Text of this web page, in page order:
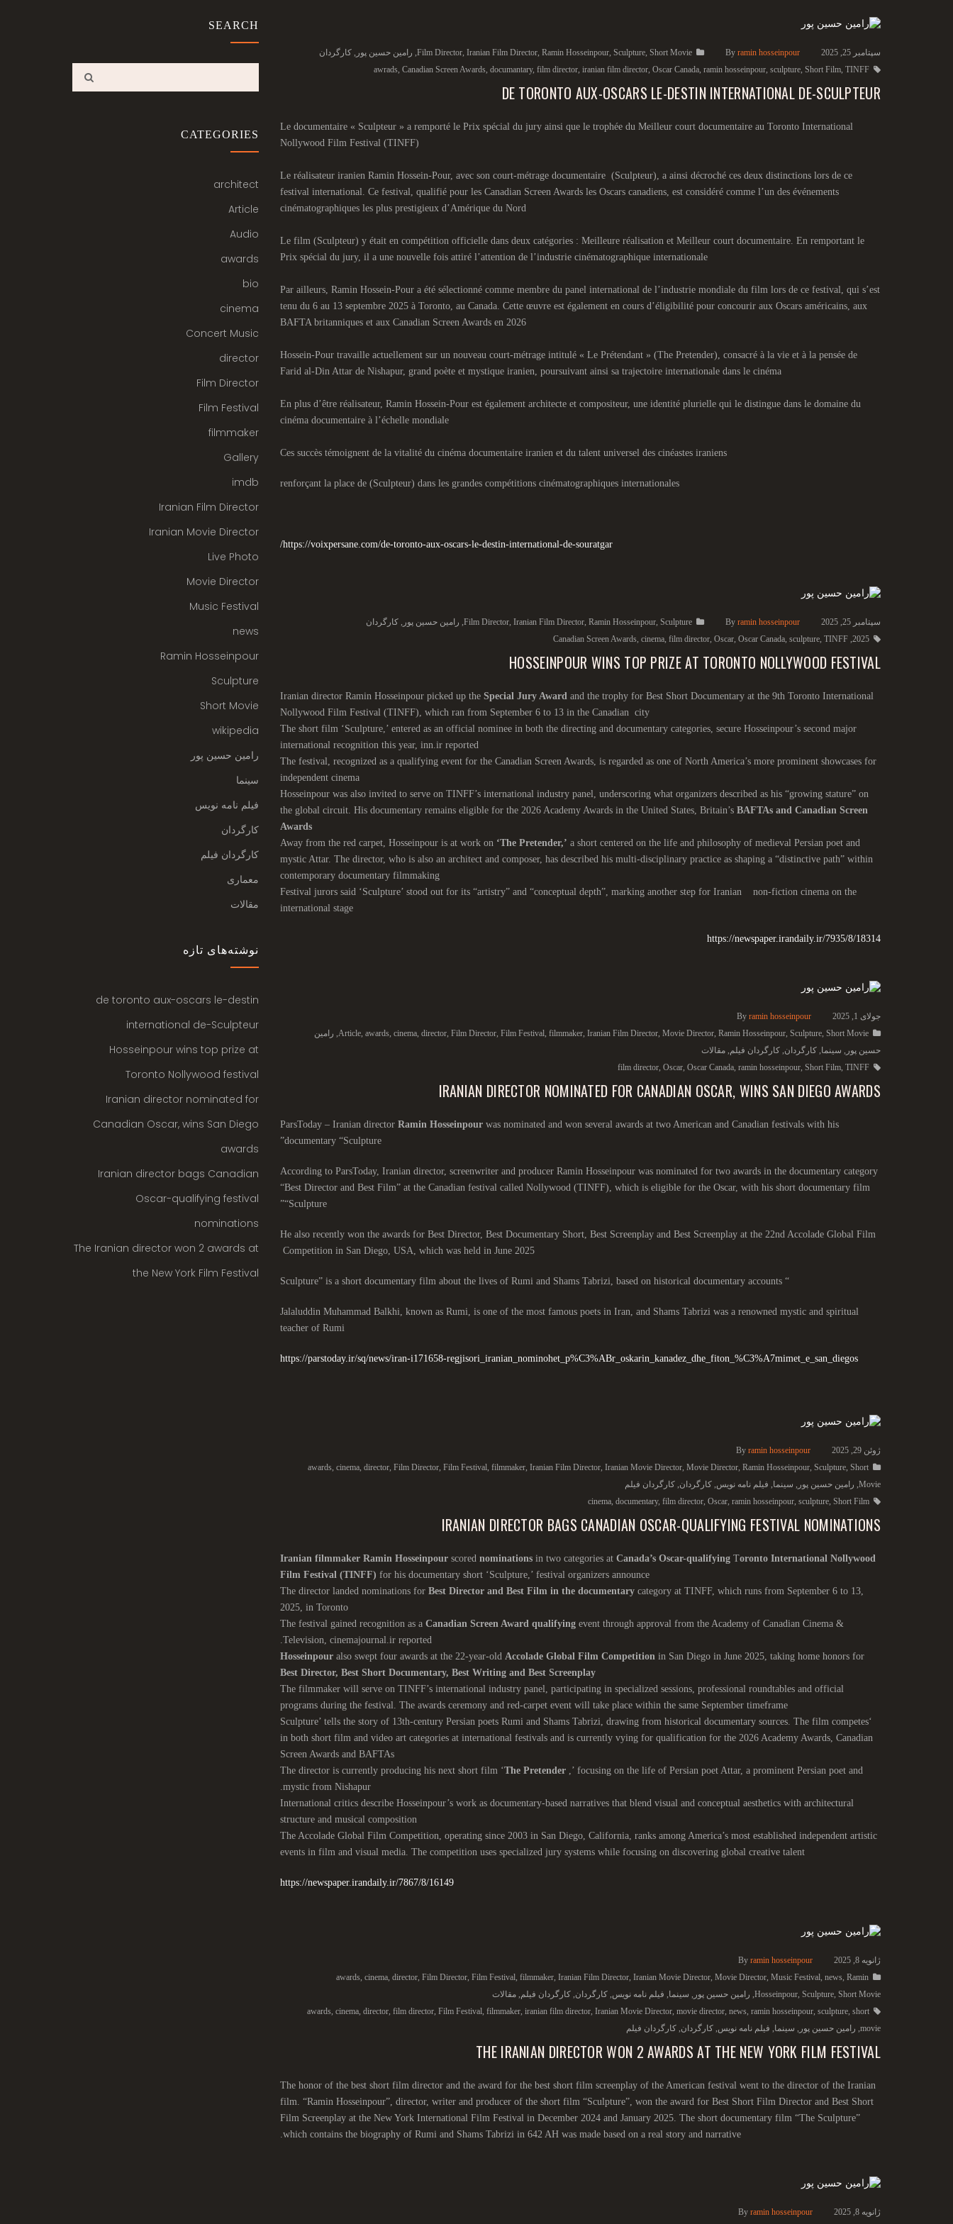
سپتامبر 25, 2025 By ramin hosseinpour
Film Director, Iranian Film Director, Ramin Hosseinpour, Sculpture, Short Movie
, رامین حسین پور , کارگردان
awrads, Canadian Screen Awards, documantary, film director, iranian film director, Oscar Canada, ramin hosseinpour, sculpture, Short Film, TINFF
DE TORONTO AUX-OSCARS LE-DESTIN INTERNATIONAL DE-SCULPTEUR
Le documentaire « Sculpteur » a remporté le Prix spécial du jury ainsi que le trophée du Meilleur court documentaire au Toronto International
Nollywood Film Festival (TINFF)
Le réalisateur iranien Ramin Hossein-Pour, avec son court-métrage documentaire (Sculpteur), a ainsi décroché ces deux distinctions lors de ce
festival international. Ce festival, qualifié pour les Canadian Screen Awards les Oscars canadiens, est considéré comme l’un des événements
cinématographiques les plus prestigieux d’Amérique du Nord
Le film (Sculpteur) y était en compétition officielle dans deux catégories : Meilleure réalisation et Meilleur court documentaire. En remportant le
Prix spécial du jury, il a une nouvelle fois attiré l’attention de l’industrie cinématographique internationale
Par ailleurs, Ramin Hossein-Pour a été sélectionné comme membre du panel international de l’industrie mondiale du film lors de ce festival, qui s’est
tenu du 6 au 13 septembre 2025 à Toronto, au Canada. Cette œuvre est également en cours d’éligibilité pour concourir aux Oscars américains, aux
BAFTA britanniques et aux Canadian Screen Awards en 2026
Hossein-Pour travaille actuellement sur un nouveau court-métrage intitulé « Le Prétendant » (The Pretender), consacré à la vie et à la pensée de
Farid al-Din Attar de Nishapur, grand poète et mystique iranien, poursuivant ainsi sa trajectoire internationale dans le cinéma
En plus d’être réalisateur, Ramin Hossein-Pour est également architecte et compositeur, une identité plurielle qui le distingue dans le domaine du
cinéma documentaire à l’échelle mondiale
Ces succès témoignent de la vitalité du cinéma documentaire iranien et du talent universel des cinéastes iraniens
renforçant la place de (Sculpteur) dans les grandes compétitions cinématographiques internationales
https://voixpersane.com/de-toronto-aux-oscars-le-destin-international-de-souratgar/
سپتامبر 25, 2025 By ramin hosseinpour
Film Director, Iranian Film Director, Ramin Hosseinpour, Sculpture
, رامین حسین پور , کارگردان
2025
,
Canadian Screen Awards, cinema, film director, Oscar, Oscar Canada, sculpture, TINFF
HOSSEINPOUR WINS TOP PRIZE AT TORONTO NOLLYWOOD FESTIVAL
Iranian director Ramin Hosseinpour picked up the Special Jury Awardand the trophy for Best Short Documentary at the 9th Toronto International
Nollywood Film Festival (TINFF), which ran from September 6 to 13 in the Canadian city
The short film ‘Sculpture,’ entered as an official nominee in both the directing and documentary categories, secure Hosseinpour’s second major
international recognition this year, inn.ir reported
The festival, recognized as a qualifying event for the Canadian Screen Awards, is regarded as one of North America’s more prominent showcases for
independent cinema
Hosseinpour was also invited to serve on TINFF’s international industry panel, underscoring what organizers described as his “growing stature” on
the global circuit. His documentary remains eligible for the 2026 Academy Awards in the United States, Britain’s BAFTAs and Canadian Screen
Awards
Away from the red carpet, Hosseinpour is at work on‘The Pretender,’ a short centered on the life and philosophy of medieval Persian poet and
mystic Attar. The director, who is also an architect and composer, has described his multi-disciplinary practice as shaping a “distinctive path” within
contemporary documentary filmmaking
Festival jurors said ‘Sculpture’ stood out for its “artistry” and “conceptual depth”, marking another step for Iranian non-fiction cinema on the
international stage
https://newspaper.irandaily.ir/7935/8/18314
جولای 1, 2025 By ramin hosseinpour
Article, awards, cinema, director, Film Director, Film Festival, filmmaker, Iranian Film Director, Movie Director, Ramin Hosseinpour, Sculpture, Short Movie
, رامین
حسین پور , سینما, کارگردان, کارگردان فیلم, مقالات
film director, Oscar, Oscar Canada, ramin hosseinpour, Short Film, TINFF
IRANIAN DIRECTOR NOMINATED FOR CANADIAN OSCAR, WINS SAN DIEGO AWARDS
ParsToday – Iranian director Ramin Hosseinpourwas nominated and won several awards at two American and Canadian festivals with his
documentary “Sculpture”
According to ParsToday, Iranian director, screenwriter and producer Ramin Hosseinpour was nominated for two awards in the documentary category
“Best Director and Best Film” at the Canadian festival called Nollywood (TINFF), which is eligible for the Oscar, with his short documentary film
“Sculpture”
He also recently won the awards for Best Director, Best Documentary Short, Best Screenplay and Best Screenplay at the 22nd Accolade Global Film
Competition in San Diego, USA, which was held in June 2025
“
Sculpture” is a short documentary film about the lives of Rumi and Shams Tabrizi, based on historical documentary accounts
Jalaluddin Muhammad Balkhi, known as Rumi, is one of the most famous poets in Iran, and Shams Tabrizi was a renowned mystic and spiritual
teacher of Rumi
https://parstoday.ir/sq/news/iran-i171658-regjisori_iranian_nominohet_p%C3%ABr_oskarin_kanadez_dhe_fiton_%C3%A7mimet_e_san_diegos
ژوئن 29, 2025 By ramin hosseinpour
awards, cinema, director, Film Director, Film Festival, filmmaker, Iranian Film Director, Iranian Movie Director, Movie Director, Ramin Hosseinpour, Sculpture, Short
Movie
, رامین حسین پور , سینما, فیلم نامه نویس, کارگردان, کارگردان فیلم
cinema, documentary, film director, Oscar, ramin hosseinpour, sculpture, Short Film
IRANIAN DIRECTOR BAGS CANADIAN OSCAR-QUALIFYING FESTIVAL NOMINATIONS
Iranian filmmaker Ramin Hosseinpourscored nominationsin two categories at Canada’s Oscar-qualifyingToronto International Nollywood
Film Festival (TINFF) for his documentary short ‘Sculpture,’ festival organizers announce
The director landed nominations for Best Director and Best Film in the documentarycategory at TINFF, which runs from September 6 to 13,
2025, in Toronto
The festival gained recognition as aCanadian Screen Award qualifyingevent through approval from the Academy of Canadian Cinema &
Television, cinemajournal.ir reported.
Hosseinpouralso swept four awards at the 22-year-old Accolade Global Film Competitionin San Diego in June 2025, taking home honors for
Best Director, Best Short Documentary, Best Writing and Best Screenplay
The filmmaker will serve on TINFF’s international industry panel, participating in specialized sessions, professional roundtables and official
programs during the festival. The awards ceremony and red-carpet event will take place within the same September timeframe
‘Sculpture’ tells the story of 13th-century Persian poets Rumi and Shams Tabrizi, drawing from historical documentary sources. The film competes
in both short film and video art categories at international festivals and is currently vying for qualification for the 2026 Academy Awards, Canadian
Screen Awards and BAFTAs
The director is currently producing his next short film ‘The Pretender,’ focusing on the life of Persian poet Attar, a prominent Persian poet and
mystic from Nishapur.
International critics describe Hosseinpour’s work as documentary-based narratives that blend visual and conceptual aesthetics with architectural
structure and musical composition
The Accolade Global Film Competition, operating since 2003 in San Diego, California, ranks among America’s most established independent artistic
events in film and visual media. The competition uses specialized jury systems while focusing on discovering global creative talent
https://newspaper.irandaily.ir/7867/8/16149
ژانویه 8, 2025 By ramin hosseinpour
awards, cinema, director, Film Director, Film Festival, filmmaker, Iranian Film Director, Iranian Movie Director, Movie Director, Music Festival, news, Ramin
Hosseinpour, Sculpture, Short Movie
, رامین حسین پور , سینما, فیلم نامه نویس, کارگردان, کارگردان فیلم, مقالات
awards, cinema, director, film director, Film Festival, filmmaker, iranian film director, Iranian Movie Director, movie director, news, ramin hosseinpour, sculpture, short
movie
, رامین حسین پور , سینما, فیلم نامه نویس, کارگردان, کارگردان فیلم
THE IRANIAN DIRECTOR WON 2 AWARDS AT THE NEW YORK FILM FESTIVAL
The honor of the best short film director and the award for the best short film screenplay of the American festival went to the director of the Iranian
film. “Ramin Hosseinpour”, director, writer and producer of the short film “Sculpture”, won the award for Best Short Film Director and Best Short
Film Screenplay at the New York International Film Festival in December 2024 and January 2025. The short documentary film “The Sculpture”
which contains the biography of Rumi and Shams Tabrizi in 642 AH was made based on a real story and narrative.
ژانویه 8, 2025 By ramin hosseinpour
SEARCH
CATEGORIES
architect
Article
Audio
awards
bio
cinema
Concert Music
director
Film Director
Film Festival
filmmaker
Gallery
imdb
Iranian Film Director
Iranian Movie Director
Live Photo
Movie Director
Music Festival
news
Ramin Hosseinpour
Sculpture
Short Movie
wikipedia
رامین حسین پور
سینما
فیلم نامه نویس
کارگردان
کارگردان فیلم
معماری
مقالات
نوشته‌های تازه
de toronto aux-oscars le-destin
international de-Sculpteur
Hosseinpour wins top prize at
Toronto Nollywood festival
Iranian director nominated for
Canadian Oscar, wins San Diego
awards
Iranian director bags Canadian
Oscar-qualifying festival
nominations
The Iranian director won 2 awards at
the New York Film Festival